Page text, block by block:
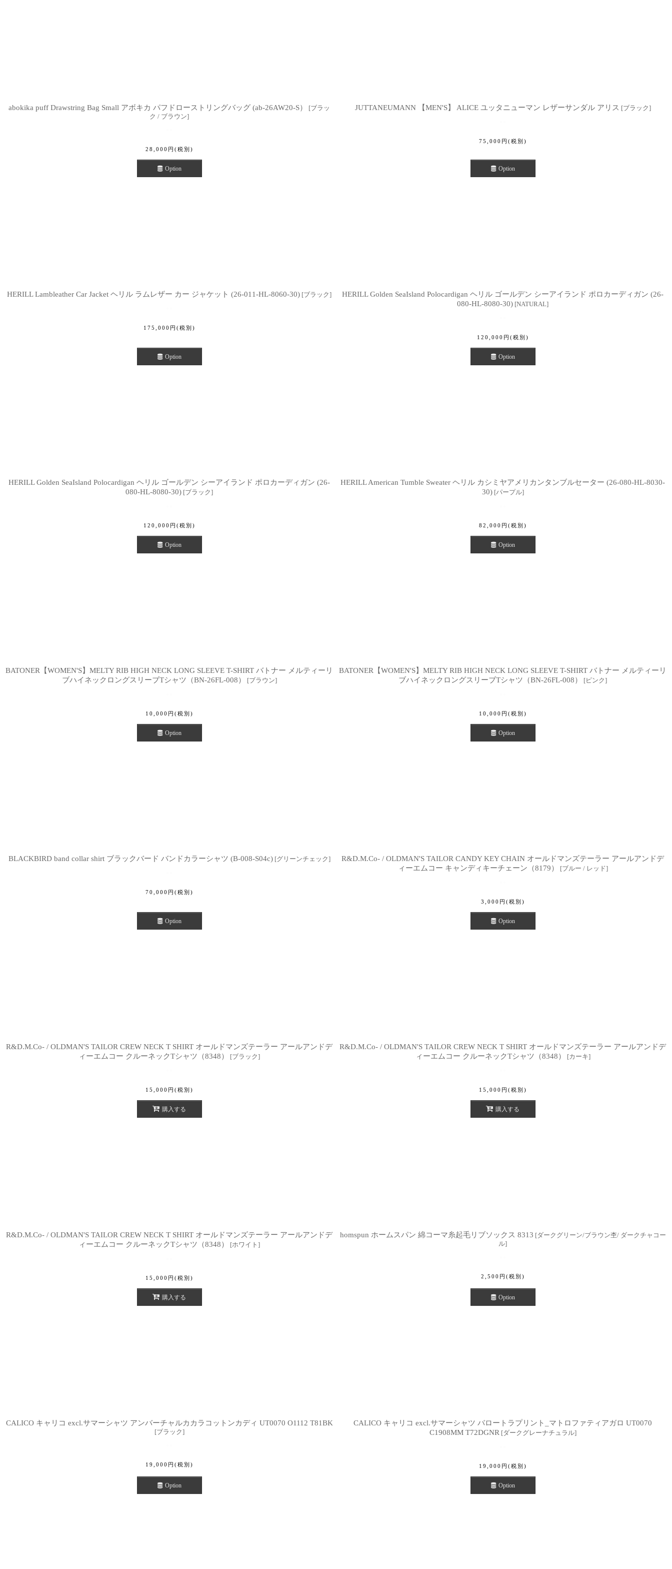
abokika puff Drawstring Bag Small アボキカ パフドローストリングバッグ (ab-26AW20-S） [ブラッ
ク / ブラウン]
28,000 円 (税別)
Option
JUTTANEUMANN 【MEN'S】 ALICE ユッタニューマン レザーサンダル アリス [ブラック]
75,000 円 (税別)
Option
HERILL Lambleather Car Jacket ヘリル ラムレザー カー ジャケット (26-011-HL-8060-30) [ブラック]
175,000 円 (税別)
Option
HERILL Golden SeaIsland Polocardigan ヘリル ゴールデン シーアイランド ポロカーディガン (26-
080-HL-8080-30) [NATURAL]
120,000 円 (税別)
Option
HERILL Golden SeaIsland Polocardigan ヘリル ゴールデン シーアイランド ポロカーディガン (26-
080-HL-8080-30) [ブラック]
120,000 円 (税別)
Option
HERILL American Tumble Sweater ヘリル カシミヤアメリカンタンブルセーター (26-080-HL-8030-
30) [パープル]
82,000 円 (税別)
Option
BATONER【WOMEN'S】MELTY RIB HIGH NECK LONG SLEEVE T-SHIRT バトナー メルティーリ
ブハイネックロングスリーブTシャツ（BN-26FL-008）
[ブラウン]
10,000 円 (税別)
Option
BATONER【WOMEN'S】MELTY RIB HIGH NECK LONG SLEEVE T-SHIRT バトナー メルティーリ
ブハイネックロングスリーブTシャツ（BN-26FL-008）
[ピンク]
10,000 円 (税別)
Option
BLACKBIRD band collar shirt ブラックバード バンドカラーシャツ (B-008-S04c) [グリーンチェック]
70,000 円 (税別)
Option
R&D.M.Co- / OLDMAN'S TAILOR CANDY KEY CHAIN オールドマンズテーラー アールアンドデ
ィーエムコー キャンディキーチェーン（8179）
[ブルー / レッド]
3,000 円 (税別)
Option
R&D.M.Co- / OLDMAN'S TAILOR CREW NECK T SHIRT オールドマンズテーラー アールアンドデ
ィーエムコー クルーネックTシャツ（8348）
[ブラック]
15,000 円 (税別)
購入する
R&D.M.Co- / OLDMAN'S TAILOR CREW NECK T SHIRT オールドマンズテーラー アールアンドデ
ィーエムコー クルーネックTシャツ（8348）
[カーキ]
15,000 円 (税別)
購入する
R&D.M.Co- / OLDMAN'S TAILOR CREW NECK T SHIRT オールドマンズテーラー アールアンドデ
ィーエムコー クルーネックTシャツ（8348）
[ホワイト ]
15,000 円 (税別)
購入する
homspun ホームスパン 綿コーマ糸起毛リブソックス 8313 [ダークグリーン/ブラウン杢/ ダークチャコー
ル]
2,500 円 (税別)
Option
CALICO キャリコ excl.サマーシャツ アンバーチャルカカラコットンカディ UT0070 O1112 T81BK
[ブラック]
19,000 円 (税別)
Option
CALICO キャリコ excl.サマーシャツ バロートラプリント_マトロファティアガロ UT0070
C1908MM T72DGNR [ダークグレーナチュラル]
19,000 円 (税別)
Option